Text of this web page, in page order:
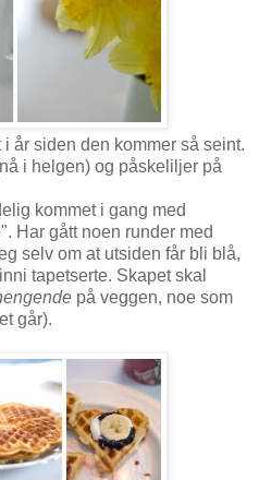
år siden den kommer så seint.
i helgen) og påskeliljer på
kommet i gang med
Har gått noen runder med
selv om at utsiden får bli blå,
tapetserte. Skapet skal
på veggen, noe som
går).